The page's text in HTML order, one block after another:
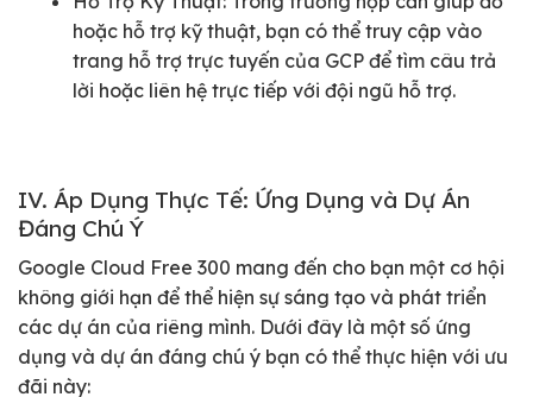
hoặc hỗ trợ kỹ thuật, bạn có thể truy cập vào
trang hỗ trợ trực tuyến của GCP để tìm câu trả
lời hoặc liên hệ trực tiếp với đội ngũ hỗ trợ.
IV. Áp Dụng Thực Tế: Ứng Dụng và Dự Án
Đáng Chú Ý
Google Cloud Free 300 mang đến cho bạn một cơ hội
không giới hạn để thể hiện sự sáng tạo và phát triển
các dự án của riêng mình. Dưới đây là một số ứng
dụng và dự án đáng chú ý bạn có thể thực hiện với ưu
đãi này: